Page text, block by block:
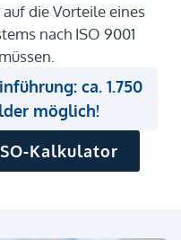
die Vorteile eines
nach ISO 9001
ca. 1.750
möglich!
Kalkulator